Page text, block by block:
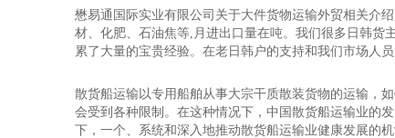
懋易通国际实业有限公司关于大件货物运输外贸相关介
材、化肥、石油焦等,月进出口量在吨。我们很多日韩货
累了大量的宝贵经验。在老日韩户的支持和我们市场人
散货船运输以专用船舶从事大宗干质散装货物的运输，
会受到各种限制。在这种情况下，中国散货船运输业的
下，一个、系统和深入地推动散货船运输业健康发展的